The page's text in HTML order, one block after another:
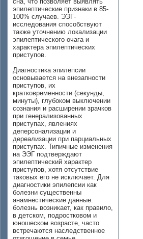
эпилептические признаки в 85-
100% случаев. ЭЭГ-
исследования способствуют
также уточнению локализации
эпилептического очага и
характера эпилептических
приступов.
Диагностика эпилепсии
основывается на внезапности
приступов, их
кратковременности (секунды,
минуты), глубоком выключении
сознания и расширении зрачков
при генерализованных
приступах, явлениях
деперсонализации и
дереализации при парциальных
приступах. Типичные изменения
на ЭЭГ подтверждают
эпилептический характер
приступов, хотя отсутствие
таковых его не исключает. Для
диагностики эпилепсии как
болезни существенны
анамнестические данные:
болезнь возникает, как правило,
в детском, подростковом и
юношеском возрасте, часто
встречаются наследственное